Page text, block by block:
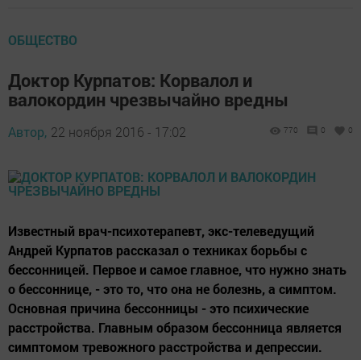
ОБЩЕСТВО
Доктор Курпатов: Корвалол и
валокордин чрезвычайно вредны
Автор, 22 ноября 2016 - 17:02 770 0 0
Известный врач-психотерапевт, экс-телеведущий
Андрей Курпатов рассказал о техниках борьбы с
бессонницей. Первое и самое главное, что нужно знать
о бессоннице, - это то, что она не болезнь, а симптом.
Основная причина бессонницы - это психические
расстройства. Главным образом бессонница является
симптомом тревожного расстройства и депрессии.